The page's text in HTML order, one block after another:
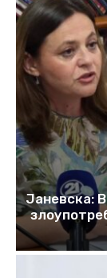
Јаневска: